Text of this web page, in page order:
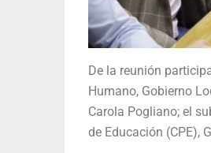
De la reunión
Humano, Gobierno
Carola Pogliano; el
de Educación (CPE),